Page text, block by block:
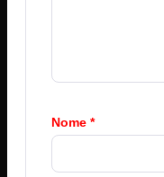
Nome *